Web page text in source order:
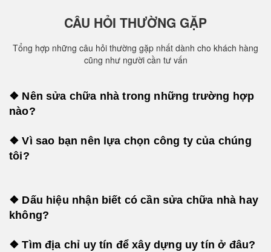
CÂU HỎI THƯỜNG GẶP
Tổng hợp những câu hỏi thường gặp nhất dành cho khách hàng
cũng như người cần tư vấn
❖ Nên sửa chữa nhà trong những trường hợp
nào?
❖ Vì sao bạn nên lựa chọn công ty của chúng
tôi?
❖ Dấu hiệu nhận biết có cần sửa chữa nhà hay
không?
❖ Tìm địa chỉ uy tín để xây dựng uy tín ở đâu?